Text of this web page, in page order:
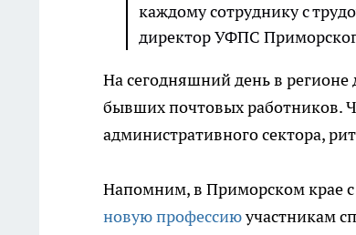
каждому сотруднику с
директор УФПС
На сегодняшний день в
бывших почтовых работников.
административного сектора,
Напомним, в Приморском крае с
новую профессиюучастникам